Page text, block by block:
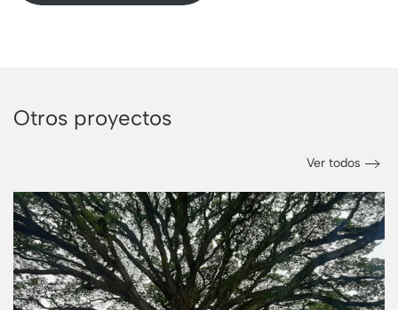
Otros proyectos
Ver todos